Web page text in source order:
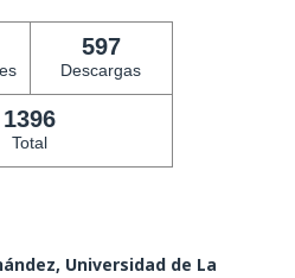
597
Descargas
1396
Total
Universidad de La